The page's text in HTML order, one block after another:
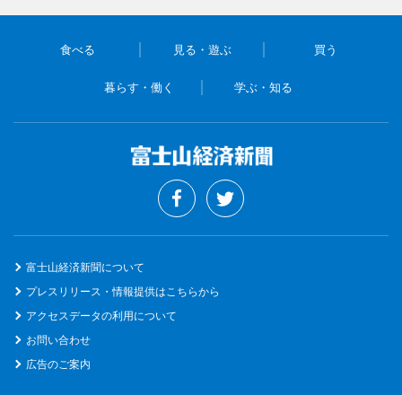
食べる 見る・遊ぶ 買う
暮らす・働く 学ぶ・知る
富士山経済新聞について
プレスリリース・情報提供はこちらから
アクセスデータの利用について
お問い合わせ
広告のご案内